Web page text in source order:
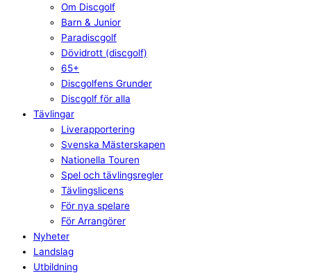
Om Discgolf
Barn & Junior
Paradiscgolf
Dövidrott (discgolf)
65+
Discgolfens Grunder
Discgolf för alla
Tävlingar
Liverapportering
Svenska Mästerskapen
Nationella Touren
Spel och tävlingsregler
Tävlingslicens
För nya spelare
För Arrangörer
Nyheter
Landslag
Utbildning